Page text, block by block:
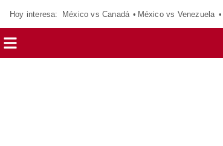
Hoy interesa: México vs Canadá México vs Venezuela